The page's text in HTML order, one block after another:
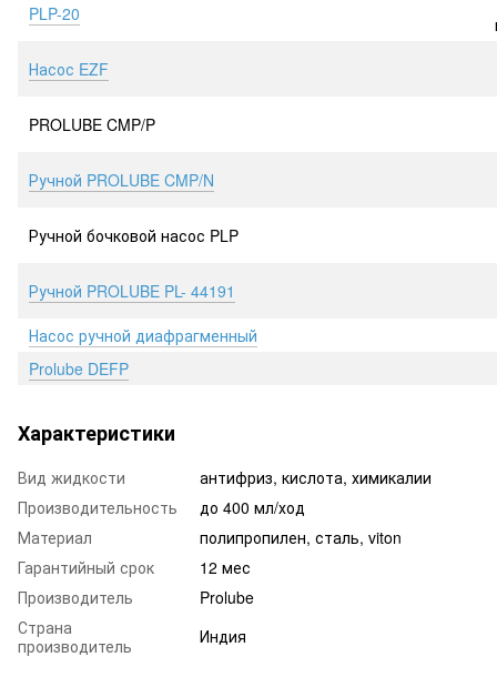
PLP-20
Насос EZF
PROLUBE ​CMP/P
Ручной PROLUBE CMP/N
Ручной бочковой насос PLP
Ручной PROLUBE PL- 44191
Насос ручной диафрагменный
Prolube DEFP
Характеристики
Вид жидкости
антифриз, кислота, химикалии
Производительность
до 400 мл/ход
Материал
полипропилен, сталь, viton
Гарантийный срок
12 мес
Производитель
Prolube
Страна
производитель
Индия